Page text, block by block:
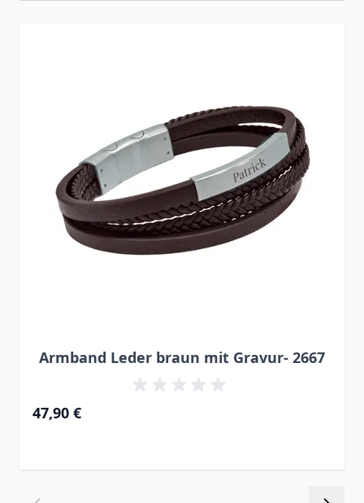
Armband Leder braun mit Gravur- 2667
47,90 €